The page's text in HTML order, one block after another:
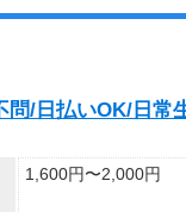
/日払いOK/日常
1,600円〜2,000円